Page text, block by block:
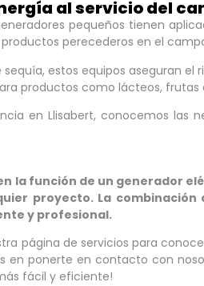
al servicio del
pequeños tienen
perecederos en el
sequía, estos equipos aseguran
productos como lácteos,
en Llisabert, conocemos
la función de un generador
proyecto. La
y profesional.
página de servicios para
en ponerte en contacto con
fácil y eficiente!